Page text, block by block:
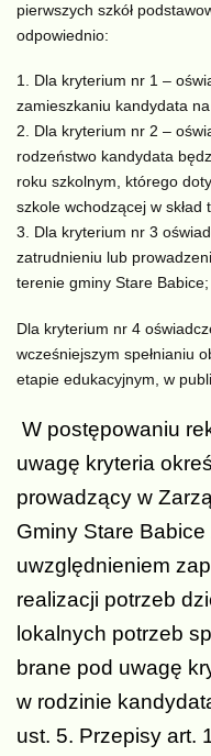
pierwszych szkół
odpowiednio:
Dla kryterium nr 1 –
zamieszkaniu kandydata
Dla kryterium nr 2 –
rodzeństwo kandydata
roku szkolnym, którego
szkole wchodzącej w skład
Dla kryterium nr 3
zatrudnieniu lub
terenie gminy Stare Babice;
Dla kryterium nr 4
wcześniejszym spełnianiu
etapie edukacyjnym, w
W postępowaniu
uwagę kryteria
prowadzący w
Gminy Stare
uwzględnieniem
realizacji potrzeb
lokalnych potrzeb
brane pod uwagę
w rodzinie
ust. 5. Przepisy art.